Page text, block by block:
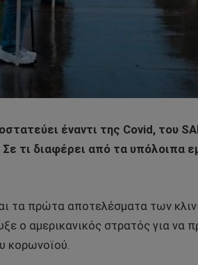
έναντι της Covid, του
τι διαφέρει από τα υπόλοιπα
τα πρώτα αποτελέσματα των
ο αμερικανικός στρατός για να
κορωνοϊού.